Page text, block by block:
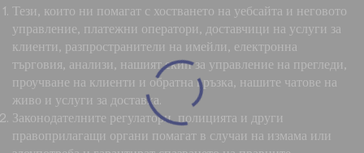
Тези, които ни помагат с хостването на уебсайта и неговото
управление, платежни оператори, доставчици на услуги за
клиенти, разпространители на имейли, електронна
търговия, анализи, нашият екип за управление на прегледи,
проучване на клиенти и обратна връзка, нашите чатове на
живо и услуги за доставка.
Законодателните регулатори, полицията и други
правоприлагащи органи помагат в случаи на измама или